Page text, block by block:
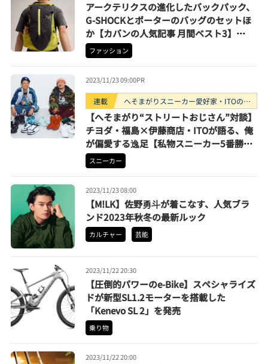
アークテリクスの進化したバックパック、
G-SHOCKとポーターのバッグのセットほ
か【カバンの人気記事 月間ベスト3】
（2023年10月）
ファッション
2023/11/23 09:00PR
連載
へそまがりスニーカー愛好家・ITOのス
ニーカー探訪「逸足触発」
【へそまがり“ストリートおじさん”対談】
チヨダ・福島×伊藤商店・ITOが語る、俺
が偏愛する逸足【私物スニーカー5番勝
負】
スニーカー
2023/11/23 08:00
【M!LK】佐野勇斗が着こなす、人気ブラ
ンド2023年秋冬の最新ルック
カルチャー 芸能
2023/11/22 20:30
【圧倒的パワーのe-Bike】スペシャライズ
ドが新型SL1.2モーターを搭載した
「Kenevo SL 2」を発売
乗り物
2023/11/22 20:00